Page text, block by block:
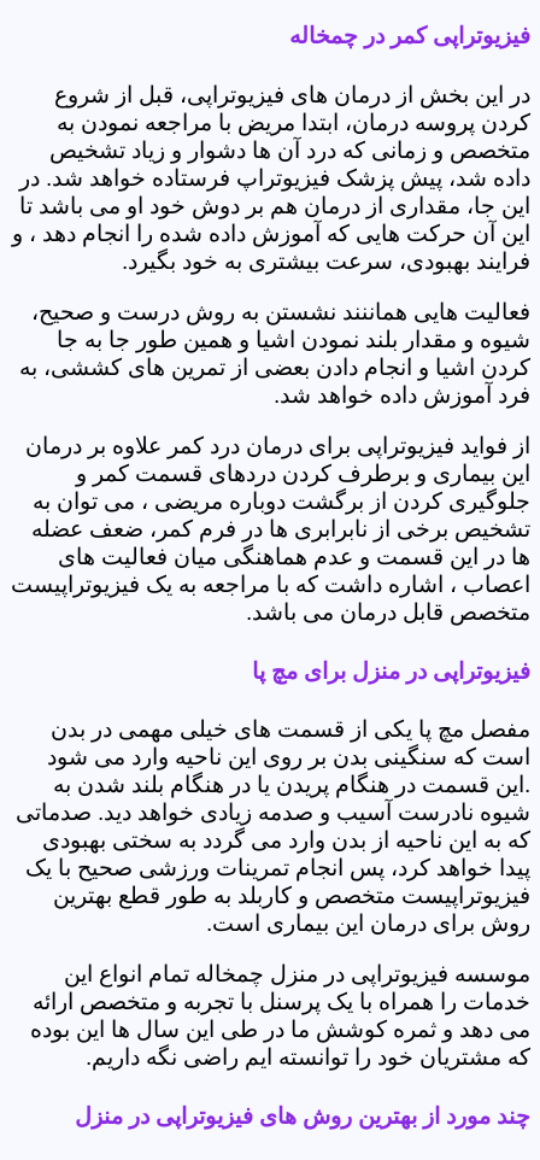
فیزیوتراپی کمر در چمخاله
در این بخش از درمان های فیزیوتراپی، قبل از شروع
کردن پروسه درمان، ابتدا مریض با مراجعه نمودن به
متخصص و زمانی که درد آن ها دشوار و زیاد تشخیص
داده شد، پیش پزشک فیزیوتراپ فرستاده خواهد شد. در
این جا، مقداری از درمان هم بر دوش خود او می باشد تا
این آن حرکت هایی که آموزش داده شده را انجام دهد ، و
فرایند بهبودی، سرعت بیشتری به خود بگیرد.
فعالیت هایی هماننند نشستن به روش درست و صحیح،
شیوه و مقدار بلند نمودن اشیا و همین طور جا به جا
کردن اشیا و انجام دادن بعضی از تمرین های کششی، به
فرد آموزش داده خواهد شد.
از فواید فیزیوتراپی برای درمان درد کمر علاوه بر درمان
این بیماری و برطرف کردن دردهای قسمت کمر و
جلوگیری کردن از برگشت دوباره مریضی ، می توان به
تشخیص برخی از نابرابری ها در فرم کمر، ضعف عضله
ها در این قسمت و عدم هماهنگی میان فعالیت های
اعصاب ، اشاره داشت که با مراجعه به یک فیزیوتراپیست
متخصص قابل درمان می باشد.
فیزیوتراپی در منزل برای مچ پا
مفصل مچ پا یکی از قسمت های خیلی مهمی در بدن
است که سنگینی بدن بر روی این ناحیه وارد می شود
.این قسمت در هنگام پریدن یا در هنگام بلند شدن به
شیوه نادرست آسیب و صدمه زیادی خواهد دید. صدماتی
که به این ناحیه از بدن وارد می گردد به سختی بهبودی
پیدا خواهد کرد، پس انجام تمرینات ورزشی صحیح با یک
فیزیوتراپیست متخصص و کاربلد به طور قطع بهترین
روش برای درمان این بیماری است.
موسسه فیزیوتراپی در منزل چمخاله تمام انواع این
خدمات را همراه با یک پرسنل با تجربه و متخصص ارائه
می دهد و ثمره کوشش ما در طی این سال ها این بوده
که مشتریان خود را توانسته ایم راضی نگه داریم.
چند مورد از بهترین روش های فیزیوتراپی در منزل